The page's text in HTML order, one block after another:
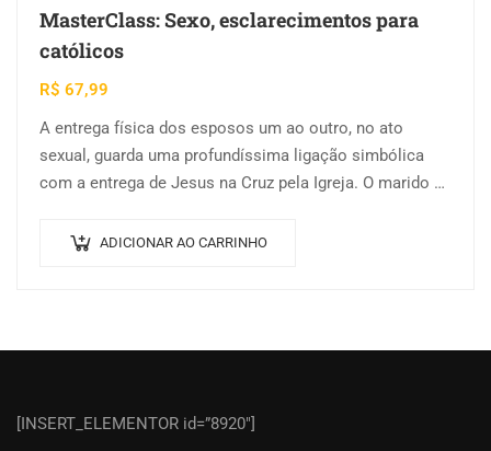
MasterClass: Sexo, esclarecimentos para
católicos
R$ 67,99
A entrega física dos esposos um ao outro, no ato
sexual, guarda uma profundíssima ligação simbólica
com a entrega de Jesus na Cruz pela Igreja. O marido e
ADICIONAR AO CARRINHO
[INSERT_ELEMENTOR id=”8920″]